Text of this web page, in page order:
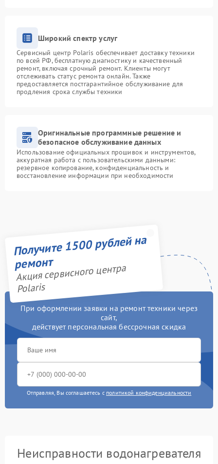
Широкий спектр услуг
Сервисный центр Polaris обеспечивает доставку техники
по всей РФ, бесплатную диагностику и качественный
ремонт, включая срочный ремонт. Клиенты могут
отслеживать статус ремонта онлайн. Также
предоставляется постгарантийное обслуживание для
продления срока службы техники
Оригинальные программные решение и
безопасное обслуживание данных
Использование официальных прошивок и инструментов,
аккуратная работа с пользовательскими данными:
резервное копирование, конфиденциальность и
восстановление информации при необходимости
Получите 1500 рублей на
ремонт
Акция сервисного центра
Polaris
При оформлении заявки на ремонт техники через
сайт,
действует персональная бессрочная скидка
Отправляя, Вы соглашаетесь с политикой конфиденциальности
Неисправности водонагревателя